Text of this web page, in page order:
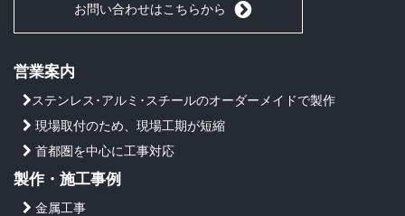
お問い合わせはこちらから
営業案内
ステンレス･アルミ･スチールのオーダーメイドで製作
現場取付のため、現場工期が短縮
首都圏を中心に工事対応
製作・施工事例
金属工事